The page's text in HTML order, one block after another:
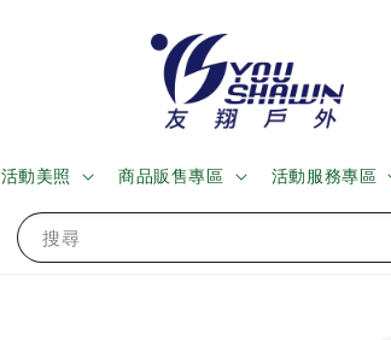
搜尋
活動美照 商品販售專區 活動服務專區